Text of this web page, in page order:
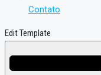
Contato
Edit Template